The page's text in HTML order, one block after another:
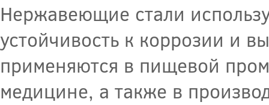
Нержавеющие стали
устойчивость к коррозии и
применяются в пищевой
медицине, а также в